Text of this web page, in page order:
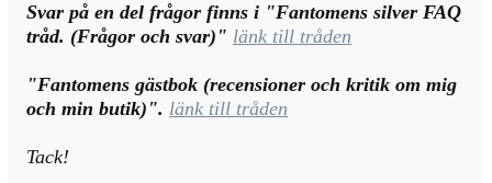
Svar på en del frågor finns i "Fantomens silver FAQ
tråd. (Frågor och svar)" länk till tråden
"Fantomens gästbok (recensioner och kritik om mig
och min butik)". länk till tråden
Tack!